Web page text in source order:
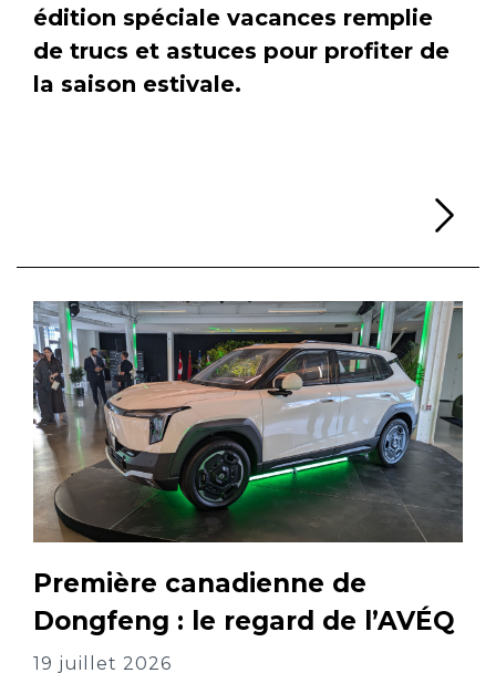
édition spéciale vacances remplie
de trucs et astuces pour profiter de
la saison estivale.
Première canadienne de
Dongfeng : le regard de l’AVÉQ
19 juillet 2026